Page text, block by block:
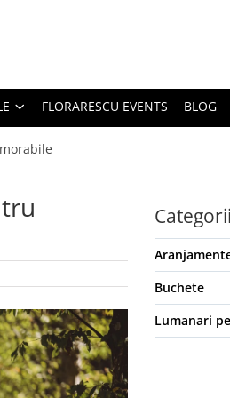
FLORARESCU EVENTS BLOG
Categorii
Buchete
Lumanari